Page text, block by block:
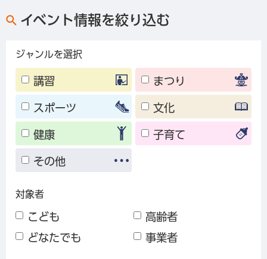
イベント情報を絞り込む
ジャンルを選択
講習 まつり
スポーツ 文化
健康 子育て
その他
対象者
こども
高齢者
どなたでも
事業者